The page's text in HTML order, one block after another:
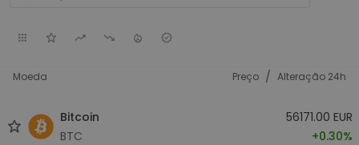
Moeda Preço / Alteração 24h
Bitcoin
BTC
56171.00 EUR
+0.30%